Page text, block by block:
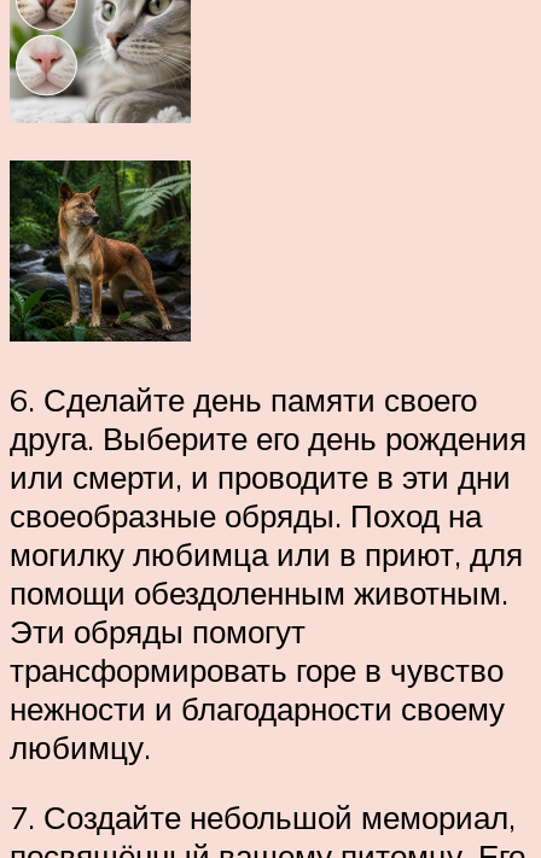
6. Сделайте день памяти своего
друга. Выберите его день рождения
или смерти, и проводите в эти дни
своеобразные обряды. Поход на
могилку любимца или в приют, для
помощи обездоленным животным.
Эти обряды помогут
трансформировать горе в чувство
нежности и благодарности своему
любимцу.
7. Создайте небольшой мемориал,